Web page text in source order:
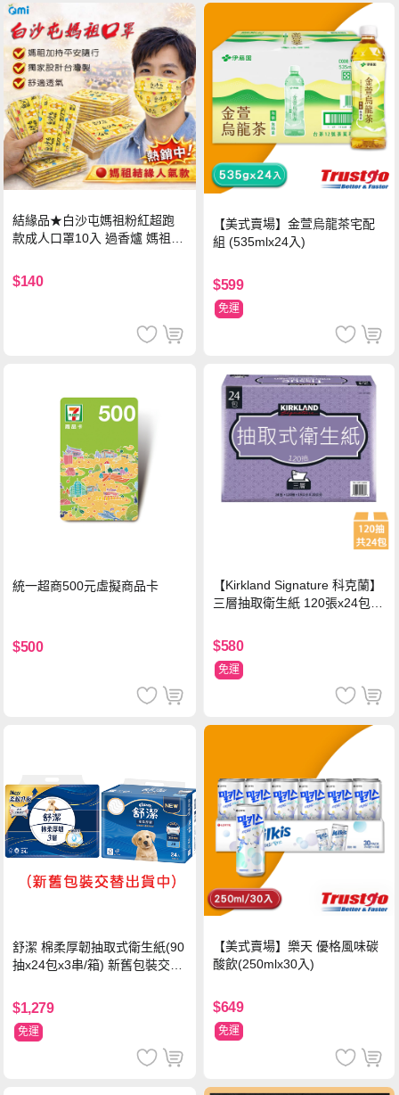
結緣品★白沙屯媽祖粉紅超跑
款成人口罩10入 過香爐 媽祖加
$140
【美式賣場】金萱烏龍茶宅配
組 (535mlx24入)
$599
免運
統一超商500元虛擬商品卡
$500
【Kirkland Signature 科克蘭】
三層抽取衛生紙 120張x24包x1
$580
免運
舒潔 棉柔厚韌抽取式衛生紙(90
抽x24包x3串/箱) 新舊包裝交替
$1,279
免運
【美式賣場】樂天 優格風味碳
酸飲(250mlx30入)
$649
免運